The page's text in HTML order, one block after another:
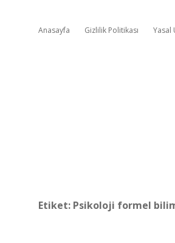
Anasayfa Gizlilik Politikası Yasal
Etiket: Psikoloji formel